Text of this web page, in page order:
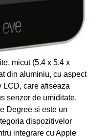
micut (5.4 x 5.4 x
din aluminiu, cu aspect
care afiseaza
senzor de umiditate.
Degree si este un
dispozitivelor
integrare cu Apple